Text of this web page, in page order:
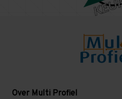
Over Multi Profiel